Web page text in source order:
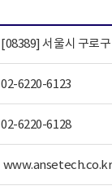
[08389] 서울시 구로
02-6220-6123
02-6220-6128
www.ansetech.co.kr